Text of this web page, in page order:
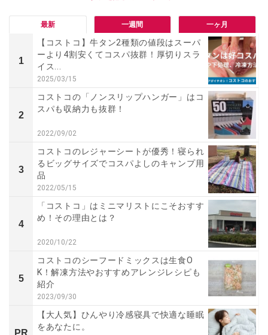
最新 一週間 一ヶ月
1
【コストコ】牛タン2種類の値段はスーパ
ーより4割安くてコスパ抜群！厚切りスラ
イス...
2025/03/15
2
コストコの「ノンスリップハンガー」はコ
スパも収納力も抜群！
2022/09/02
3
コストコのレジャーシートが優秀！寝られ
るビッグサイズでコスパよしのキャンプ用
品
2022/05/15
4
「コストコ」はミニマリストにこそおすす
め！その理由とは？
2020/10/22
5
コストコのシーフードミックスは生食O
K！解凍方法やおすすめアレンジレシピも
紹介
2023/09/30
PR
【大人気】ひんやり冷感寝具で快適な睡眠
をあなたに。